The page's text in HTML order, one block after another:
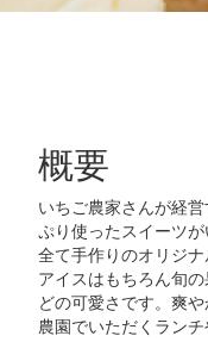
概要
いちご農家さんが経
ぷり使ったスイーツが
全て手作りのオリジ
アイスはもちろん旬
どの可愛さです。爽
農園でいただくラン